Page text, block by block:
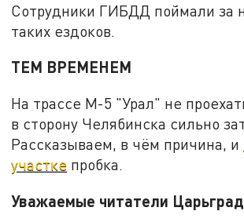
Сотрудники ГИБДД поймали за
таких ездоков.
ТЕМ ВРЕМЕНЕМ
На трассе М-5 "Урал" не
в сторону Челябинска сильно
Рассказываем, в чём причина, и
участке пробка.
Уважаемые читатели